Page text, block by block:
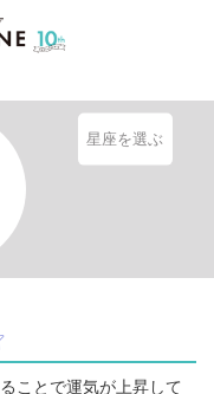
星座を選ぶ
ことで運気が上昇して